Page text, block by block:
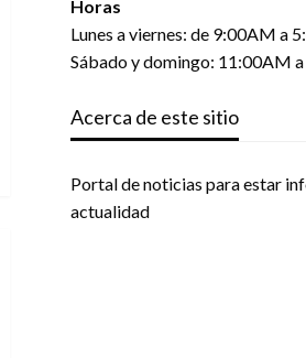
Horas
Lunes a viernes: de 9:00AM a
Sábado y domingo: 11:00AM
Acerca de este sitio
Portal de noticias para estar
actualidad